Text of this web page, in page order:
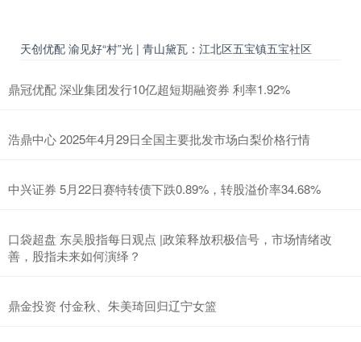
天创优配 渝见好“村”光 | 青山黛瓦：江北区五宝镇五宝社区
鼎冠优配 深业集团发行10亿超短期融资券 利率1.92%
浩鼎中心 2025年4月29日全国主要批发市场白梨价格行情
中兴证券 5月22日赛特转债下跌0.89%，转股溢价率34.68%
口袋超盘 东吴股指每日观点 |政策释放积极信号，市场情绪改
善，股指未来如何演绎？
鼎金投资 付金秋、朱美琦回归辽宁女篮